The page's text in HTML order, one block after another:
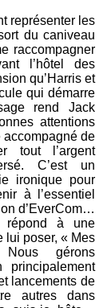
représenter les
du caniveau
raccompagner
l’hôtel des
qu’Harris et
qui démarre
rend Jack
attentions
accompagné de
tout l’argent
C’est un
ironique pour
à l’essentiel
d’EverCom…
répond à une
lui poser, « Mes
gérons
principalement
lancements de
autres dans